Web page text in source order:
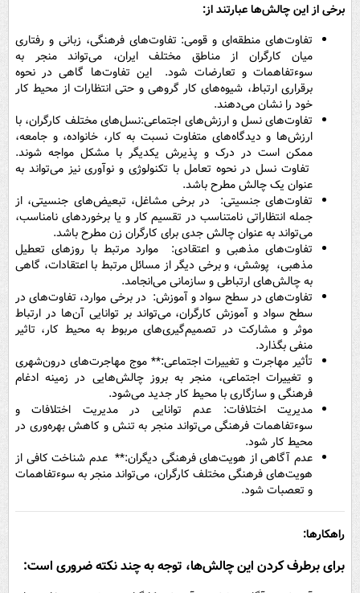
برخی از این چالش‌ها عبارتند از:
تفاوت‌های منطقه‌ای و قومی: تفاوت‌های فرهنگی، زبانی و رفتاری
میان کارگران از مناطق مختلف ایران، می‌تواند منجر به
سوءتفاهمات و تعارضات شود. این تفاوت‌ها گاهی در نحوه
برقراری ارتباط، شیوه‌های کار گروهی و حتی انتظارات از محیط کار
خود را نشان می‌دهند.
تفاوت‌های نسل و ارزش‌های اجتماعی:نسل‌های مختلف کارگران، با
ارزش‌ها و دیدگاه‌های متفاوت نسبت به کار، خانواده، و جامعه،
ممکن است در درک و پذیرش یکدیگر با مشکل مواجه شوند.
تفاوت نسل در نحوه تعامل با تکنولوژی و نوآوری نیز می‌تواند به
عنوان یک چالش مطرح باشد.
تفاوت‌های جنسیتی: در برخی مشاغل، تبعیض‌های جنسیتی، از
جمله انتظاراتی نامتناسب در تقسیم کار و یا برخوردهای نامناسب،
می‌تواند به عنوان چالش جدی برای کارگران زن مطرح باشد.
تفاوت‌های مذهبی و اعتقادی: موارد مرتبط با روزهای تعطیل
مذهبی، پوشش، و برخی دیگر از مسائل مرتبط با اعتقادات، گاهی
به چالش‌های ارتباطی و سازمانی می‌انجامد.
تفاوت‌های در سطح سواد و آموزش: در برخی موارد، تفاوت‌های در
سطح سواد و آموزش کارگران، می‌تواند بر توانایی آن‌ها در ارتباط
موثر و مشارکت در تصمیم‌گیری‌های مربوط به محیط کار، تاثیر
منفی بگذارد.
تأثیر مهاجرت و تغییرات اجتماعی:** موج مهاجرت‌های درون‌شهری
و تغییرات اجتماعی، منجر به بروز چالش‌هایی در زمینه ادغام
فرهنگی و سازگاری با محیط کار جدید می‌شود.
مدیریت اختلافات: عدم توانایی در مدیریت اختلافات و
سوءتفاهمات فرهنگی می‌تواند منجر به تنش و کاهش بهره‌وری در
محیط کار شود.
عدم آگاهی از هویت‌های فرهنگی دیگران:** عدم شناخت کافی از
هویت‌های فرهنگی مختلف کارگران، می‌تواند منجر به سوءتفاهمات
و تعصبات شود.
راهکارها:
برای برطرف کردن این چالش‌ها، توجه به چند نکته ضروری است: